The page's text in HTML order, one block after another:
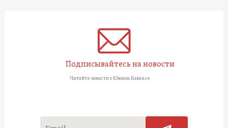
Подписывайтесь на новости
Читайте новости о Южном Кавказе